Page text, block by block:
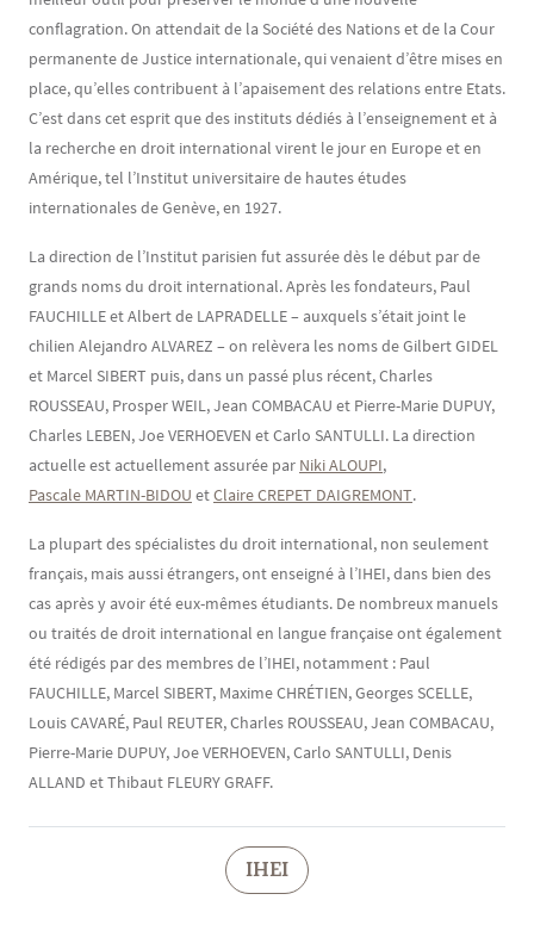
conflagration. On attendait de la Société des Nations et de la Cour
permanente de Justice internationale, qui venaient d’être mises en
place, qu’elles contribuent à l’apaisement des relations entre Etats.
C’est dans cet esprit que des instituts dédiés à l’enseignement et à
la recherche en droit international virent le jour en Europe et en
Amérique, tel l’Institut universitaire de hautes études
internationales de Genève, en 1927.
La direction de l’Institut parisien fut assurée dès le début par de
grands noms du droit international. Après les fondateurs, Paul
FAUCHILLE et Albert de LAPRADELLE – auxquels s’était joint le
chilien Alejandro ALVAREZ – on relèvera les noms de Gilbert GIDEL
et Marcel SIBERT puis, dans un passé plus récent, Charles
ROUSSEAU, Prosper WEIL, Jean COMBACAU et Pierre-Marie DUPUY,
Charles LEBEN, Joe VERHOEVEN et Carlo SANTULLI. La direction
actuelle est actuellement assurée par Niki ALOUPI,
Pascale MARTIN-BIDOU etClaire CREPET DAIGREMONT.
La plupart des spécialistes du droit international, non seulement
français, mais aussi étrangers, ont enseigné à l’IHEI, dans bien des
cas après y avoir été eux-mêmes étudiants. De nombreux manuels
ou traités de droit international en langue française ont également
été rédigés par des membres de l’IHEI, notamment : Paul
FAUCHILLE, Marcel SIBERT, Maxime CHRÉTIEN, Georges SCELLE,
Louis CAVARÉ, Paul REUTER, Charles ROUSSEAU, Jean COMBACAU,
Pierre-Marie DUPUY, Joe VERHOEVEN, Carlo SANTULLI, Denis
ALLAND et Thibaut FLEURY GRAFF.
IHEI